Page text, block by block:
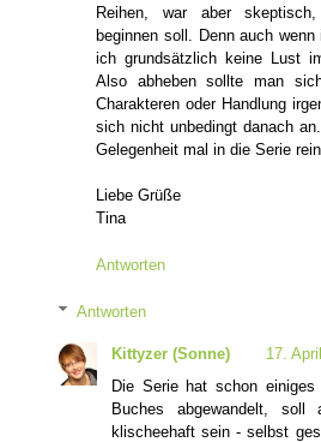
Reihen, war aber
beginnen soll. Denn auch
ich grundsätzlich keine Lust
Also abheben sollte man
Charakteren oder Handlung
sich nicht unbedingt danach
Gelegenheit mal in die Serie
Liebe Grüße
Tina
Antworten
Antworten
Kittyzer (Sonne)
17.
Die Serie hat schon
Buches abgewandelt, soll
klischeehaft sein - selbst